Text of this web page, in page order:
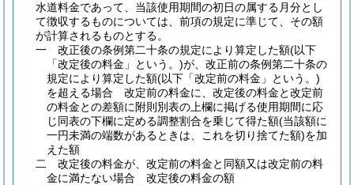
水道料金であって、当該使用期間の初日の属する月分とし
て徴収するものについては、前項の規定に準じて、その額
が計算されるものとする。
一
改正後の条例第二十条の規定により算定した額(以下
「改定後の料金」という。)が、改正前の条例第二十条の
規定により算定した額(以下「改定前の料金」という。)
を超える場合 改定前の料金に、改定後の料金と改定前
の料金との差額に附則別表の上欄に掲げる使用期間に応
じ同表の下欄に定める調整割合を乗じて得た額(当該額に
一円未満の端数があるときは、これを切り捨てた額)を加
えた額
二
改定後の料金が、改定前の料金と同額又は改定前の料
金に満たない場合 改定後の料金の額